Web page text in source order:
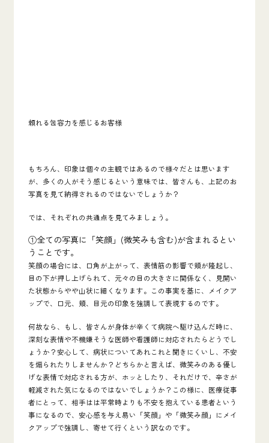
頼れる包容力を感じるお客様
もちろん、印象は個々の主観ではあるので様々だとは思います
が、多くの人がそう感じるという意味では、皆さんも、上記のお
写真を見て納得されるのではないでしょうか？
では、それぞれの共通点を見てみましょう。
①全ての写真に「笑顔」(微笑みも含む)が含まれるとい
うことです。
笑顔の場合には、口角が上がって、表情筋の影響で頬が隆起し、
目の下が押し上げられて、元々の目の大きさに関係なく、見開い
た状態からやや山状に細くなります。この事実を基に、メイクア
ップで、口元、頬、目元の印象を強調して表現するのです。
何故なら、もし、皆さんが身体が辛くて病院へ駆け込んだ時に、
深刻な表情や不機嫌そうな医師や看護師に対応されたらどうでし
ょうか？安心して、病状についてあれこれと聞きにくいし、不安
を煽られたりしませんか？どちらかと言えば、微笑みのある優し
げな表情で対応される方が、ホッとしたり、それだけで、辛さが
軽減された気になるのではないでしょうか？この様に、医療従事
者にとって、相手はは平常時よりも不安を抱えている患者という
事になるので、安心感を与え易い「笑顔」や「微笑み顔」にメイ
クアップで強調し、寄せて行くという訳なのです。